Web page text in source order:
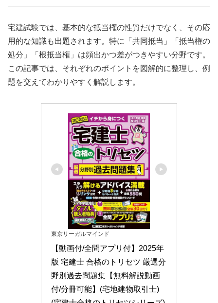
宅建試験では、基本的な抵当権の性質だけでなく、その応
用的な知識も出題されます。特に「共同抵当」「抵当権の
処分」「根抵当権」は頻出かつ差がつきやすい分野です。
この記事では、それぞれのポイントを図解的に整理し、例
題を交えてわかりやすく解説します。
東京リーガルマインド
【動画付/全問アプリ付】2025年
版 宅建士 合格のトリセツ 厳選分
野別過去問題集【無料解説動画
付/分冊可能】(宅地建物取引士)